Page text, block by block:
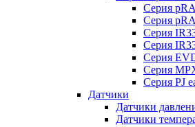
Серия
Серия
Серия
Серия
Серия
Серия
Серия PJ
Датчики
Датчики
Датчики